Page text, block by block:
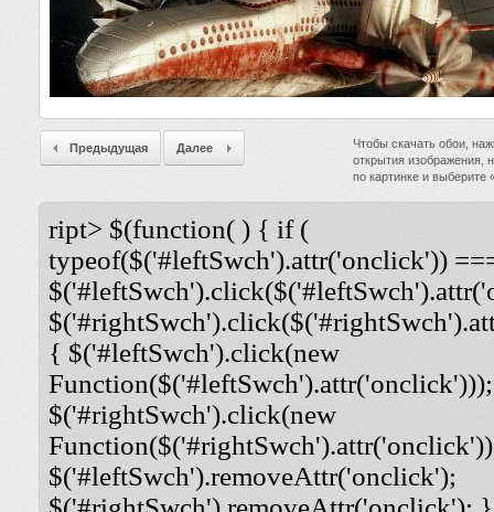
Чтобы скачать обои,
открытия изображения,
по картинке и
Предыдущая Далее
ript> $(function( ) { if (
typeof($('#leftSwch').attr('onclick'))
{ $('#leftSwch').click(new
Function($('#leftSwch').attr('onclick')));
$('#rightSwch').click(new
$('#leftSwch').removeAttr('onclick');